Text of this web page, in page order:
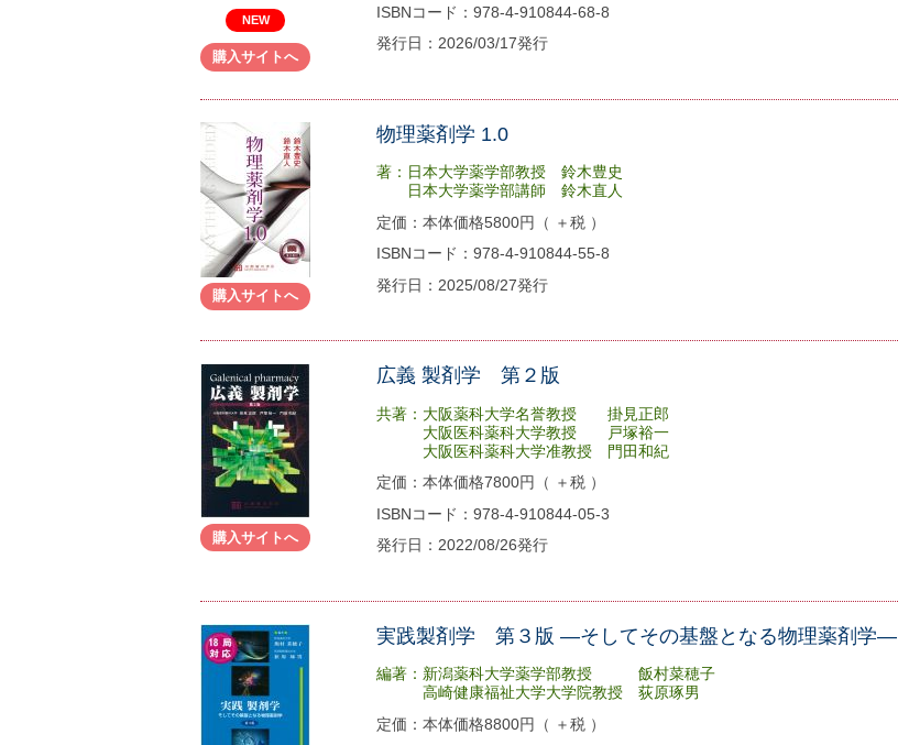
NEW
購入サイトへ
ISBNコード：978-4-910844-68-8
発行日：2026/03/17発行
購入サイトへ
物理薬剤学 1.0
著：日本大学薬学部教授 鈴木豊史
日本大学薬学部講師 鈴木直人
定価：本体価格5800円（ ＋税 ）
ISBNコード：978-4-910844-55-8
発行日：2025/08/27発行
購入サイトへ
広義 製剤学 第２版
共著：大阪薬科大学名誉教授 掛見正郎
大阪医科薬科大学教授 戸塚裕一
大阪医科薬科大学准教授 門田和紀
定価：本体価格7800円（ ＋税 ）
ISBNコード：978-4-910844-05-3
発行日：2022/08/26発行
実践製剤学 第３版 ―そしてその基盤となる物理薬剤学―
編著：新潟薬科大学薬学部教授 飯村菜穂子
高崎健康福祉大学大学院教授 荻原琢男
定価：本体価格8800円（ ＋税 ）